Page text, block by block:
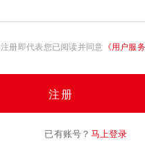
注册即代表您已阅读并同意 《用户服
注册
已有账号？ 马上登录